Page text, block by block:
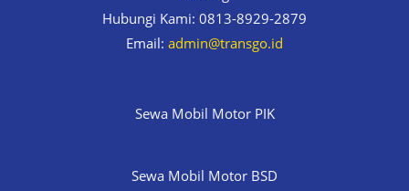
Hubungi Kami: 0813-8929-2879
Email: admin@transgo.id
Sewa Mobil Motor PIK
Sewa Mobil Motor BSD